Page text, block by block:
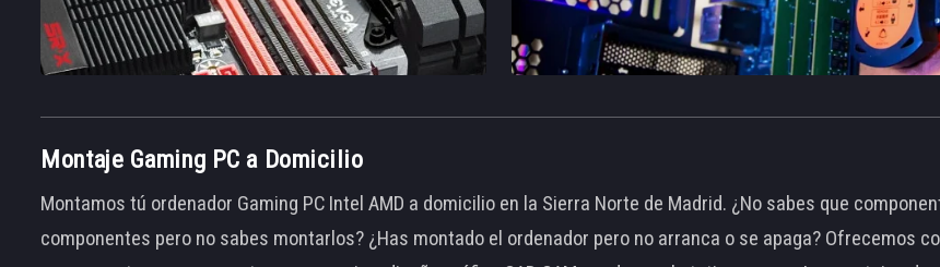
Montaje Gaming PC a Domicilio
Montamos tú ordenador Gaming PC Intel AMD a domicilio en la Sierra Norte de Madrid. ¿No sabes que
componentes pero no sabes montarlos? ¿Has montado el ordenador pero no arranca o se apaga? Ofrecemos